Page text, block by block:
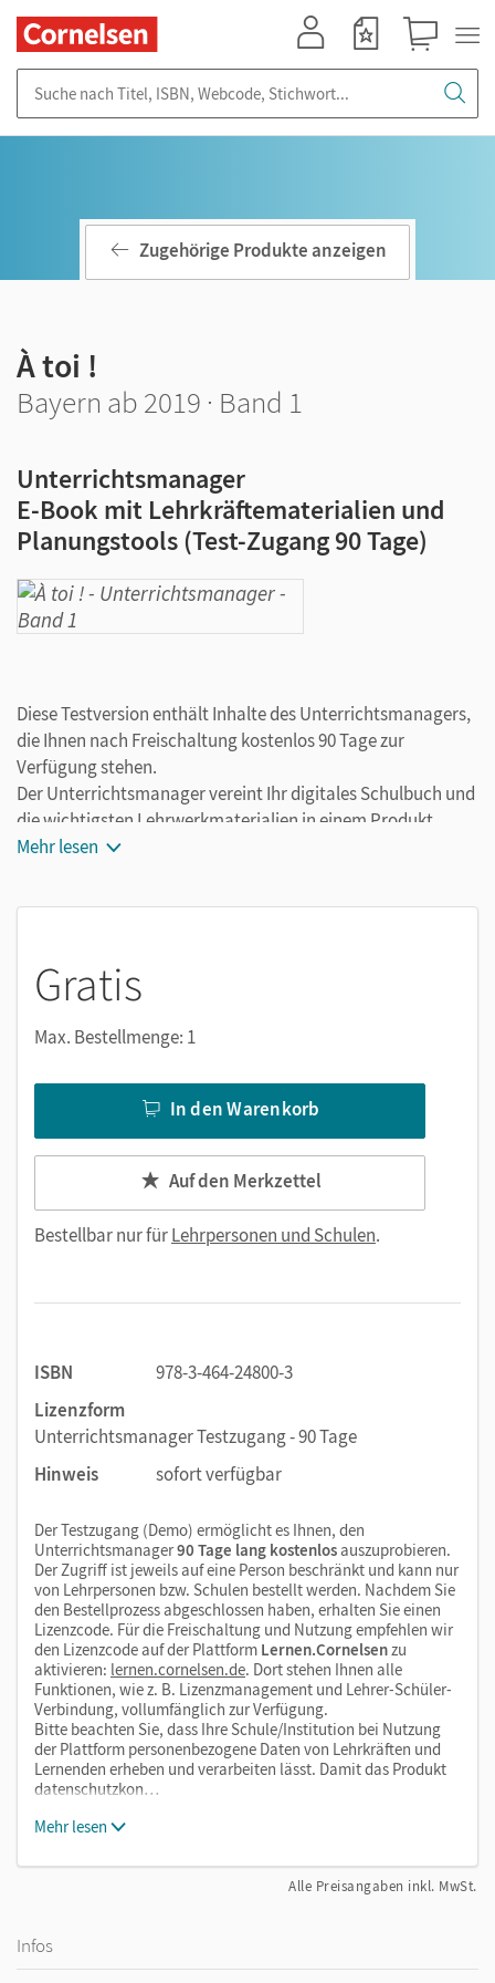
Zugehörige Produkte anzeigen
À toi !
Bayern ab 2019 · Band 1
Unterrichtsmanager
E-Book mit Lehrkräftematerialien und
Planungstools (Test-Zugang 90 Tage)
Diese Testversion enthält Inhalte des Unterrichtsmanagers,
die Ihnen nach Freischaltung kostenlos 90 Tage zur
Verfügung stehen.
Der Unterrichtsmanager vereint Ihr digitales Schulbuch und
die wichtigsten Lehrwerkmaterialien in einem Produkt.
Ergänzt um hilfreiche Planungstools, vereinfacht er Ihre
Mehr lesen
Gratis
Max. Bestellmenge: 1
In den Warenkorb
Auf den Merkzettel
Bestellbar nur fürLehrpersonen und Schulen.
ISBN
978-3-464-24800-3
Lizenzform
Unterrichtsmanager Testzugang - 90 Tage
Hinweis
sofort verfügbar
Der Testzugang (Demo) ermöglicht es Ihnen, den
Unterrichtsmanager90 Tage lang kostenlosauszuprobieren.
Der Zugriff ist jeweils auf eine Person beschränkt und kann nur
von Lehrpersonen bzw. Schulen bestellt werden. Nachdem Sie
den Bestellprozess abgeschlossen haben, erhalten Sie einen
Lizenzcode. Für die Freischaltung und Nutzung empfehlen wir
den Lizenzcode auf der Plattform Lernen.Cornelsenzu
aktivieren: lernen.cornelsen.de. Dort stehen Ihnen alle
Funktionen, wie z. B. Lizenzmanagement und Lehrer-Schüler-
Verbindung, vollumfänglich zur Verfügung.
Bitte beachten Sie, dass Ihre Schule/Institution bei Nutzung
der Plattform personenbezogene Daten von Lehrkräften und
Lernenden erheben und verarbeiten lässt. Damit das Produkt
datenschutzkon…
Mehr lesen
Alle Preisangaben inkl. MwSt.
Infos